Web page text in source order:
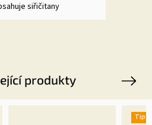
siřičitany
produkty
Tip
Next